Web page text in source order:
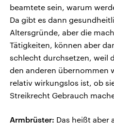
beamtete sein, warum
Da gibt es dann
Altersgründe, aber die
Tätigkeiten, können aber
schlecht durchsetzen, weil
den anderen übernommen
relativ wirkungslos ist, ob
Streikrecht Gebrauch
Armbrüster: Das heißt aber